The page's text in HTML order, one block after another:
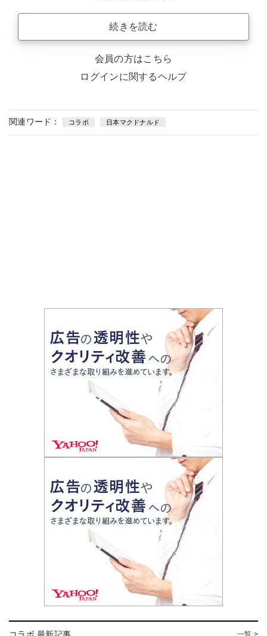
続きを読む
会員の方はこちら
ログインに関するヘルプ
関連ワード： コラボ 日本マクドナルド
一覧 >